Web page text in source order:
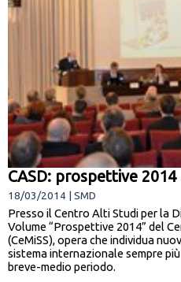
CASD: prospettive 2014
18/03/2014 | SMD
Presso il Centro Alti Studi per la
Volume “Prospettive 2014” del
(CeMiSS), opera che individua
sistema internazionale sempre
breve-medio periodo.